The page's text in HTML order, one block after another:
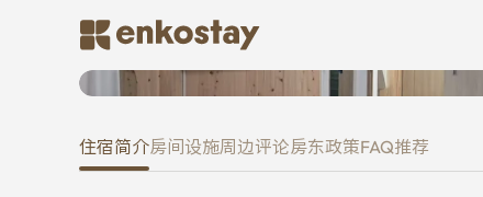
Hyodamchae (Hyo-dam-chae)
住宿简介房间设施周边评论房东政策FAQ推荐